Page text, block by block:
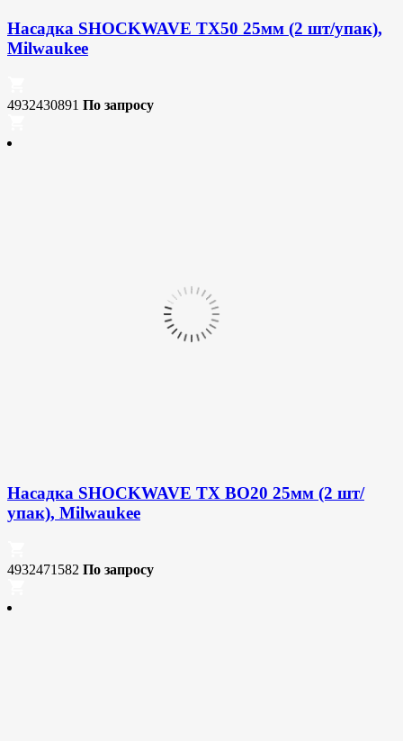
Насадка SHOCKWAVE TX50 25мм (2 шт/упак),
Milwaukee
4932430891 По запросу
Насадка SHOCKWAVE TX BO20 25мм (2 шт/
упак), Milwaukee
4932471582 По запросу